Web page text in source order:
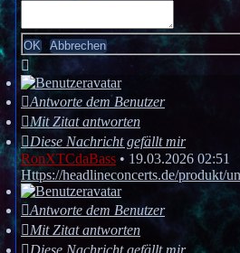
Antworte dem Benutzer
Mit Zitat antworten
Diese Nachricht gefällt mir
RonXTCdaBass • 19.03.2026 02:51
Https://headlineconcerts.de/produkt/
Antworte dem Benutzer
Mit Zitat antworten
Diese Nachricht gefällt mir